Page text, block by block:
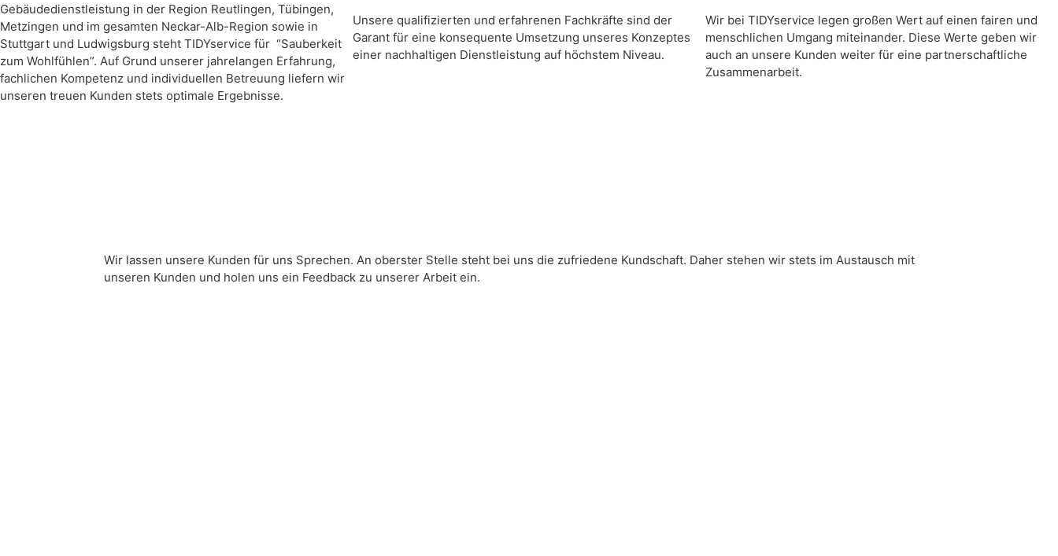
Gebäudedienstleistung in der Region Reutlingen, Tübingen,
Metzingen und im gesamten Neckar-Alb-Region sowie in
Stuttgart und Ludwigsburg steht TIDYservice für “Sauberkeit
zum Wohlfühlen”. Auf Grund unserer jahrelangen Erfahrung,
fachlichen Kompetenz und individuellen Betreuung liefern wir
unseren treuen Kunden stets optimale Ergebnisse.
Unsere qualifizierten und erfahrenen Fachkräfte sind der
Garant für eine konsequente Umsetzung unseres Konzeptes
einer nachhaltigen Dienstleistung auf höchstem Niveau.
Wir bei TIDYservice legen großen Wert auf einen fairen und
menschlichen Umgang miteinander. Diese Werte geben wir
auch an unsere Kunden weiter für eine partnerschaftliche
Zusammenarbeit.
Wir lassen unsere Kunden für uns Sprechen. An oberster Stelle steht bei uns die zufriedene Kundschaft. Daher stehen wir stets im Austausch mit
unseren Kunden und holen uns ein Feedback zu unserer Arbeit ein.